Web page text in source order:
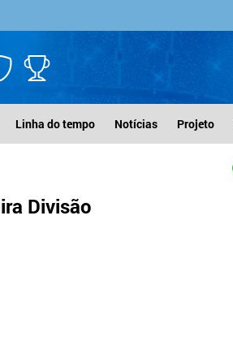
Linha do tempo Notícias Projeto
Divisão